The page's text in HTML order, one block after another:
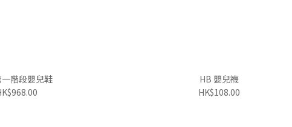
階段嬰兒鞋
HB 嬰兒襪
HK$108.00